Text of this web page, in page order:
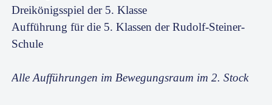
Dreikönigsspiel der 5. Klasse
Aufführung für die 5. Klassen der Rudolf-Steiner-
Schule
Alle Aufführungen im Bewegungsraum im 2. Stock